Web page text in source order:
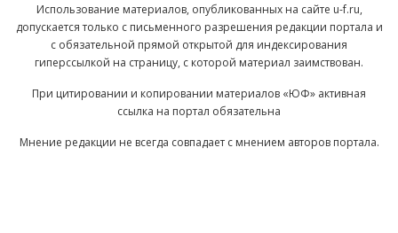
Использование материалов, опубликованных на сайте u-f.ru,
допускается только с письменного разрешения редакции портала и
с обязательной прямой открытой для индексирования
гиперссылкой на страницу, с которой материал заимствован.
При цитировании и копировании материалов «ЮФ» активная
ссылка на портал обязательна
Мнение редакции не всегда совпадает с мнением авторов портала.